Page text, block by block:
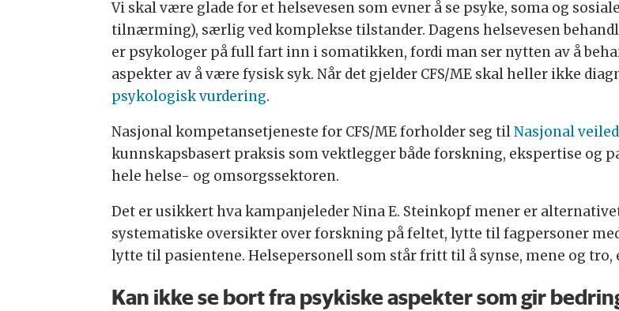
Vi skal være glade for et helsevesen som evner å se psyke, soma og
tilnærming), særlig ved komplekse tilstander. Dagens helsevesen
er psykologer på full fart inn i somatikken, fordi man ser nytten av å
aspekter av å være fysisk syk. Når det gjelder CFS/ME skal heller ikke
psykologisk vurdering.
Nasjonal kompetansetjeneste for CFS/ME forholder seg tilNasjonal
kunnskapsbasert praksis som vektlegger både forskning, ekspertise og
hele helse- og omsorgssektoren.
Det er usikkert hva kampanjeleder Nina E. Steinkopf mener er
systematiske oversikter over forskning på feltet, lytte til fagpersoner
lytte til pasientene. Helsepersonell som står fritt til å synse, mene og
Kan ikke se bort fra psykiske aspekter som gir